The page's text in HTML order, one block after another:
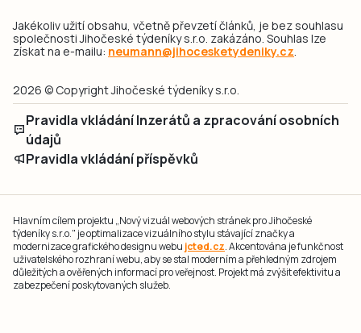
Jakékoliv užití obsahu, včetně převzetí článků, je bez souhlasu
společnosti Jihočeské týdeníky s.r.o. zakázáno. Souhlas lze
získat na e-mailu: neumann@jihocesketydeniky.cz.
2026 © Copyright Jihočeské týdeníky s.r.o.
Pravidla vkládání Inzerátů a zpracování osobních
údajů
Pravidla vkládání příspěvků
Hlavním cílem projektu „Nový vizuál webových stránek pro Jihočeské
týdeníky s.r.o." je optimalizace vizuálního stylu stávající značky a
modernizace grafického designu webu jcted.cz. Akcentována je funkčnost
uživatelského rozhraní webu, aby se stal moderním a přehledným zdrojem
důležitých a ověřených informací pro veřejnost. Projekt má zvýšit efektivitu a
zabezpečení poskytovaných služeb.